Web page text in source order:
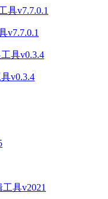
v7.7.0.1
v0.3.4